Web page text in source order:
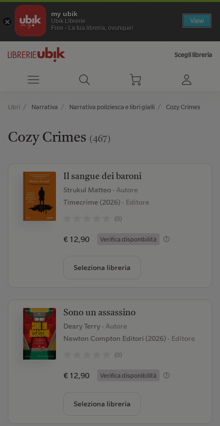
my ubik
Ubik Librerie
Free - La tua libreria, ovunque!
View
Scegli libreria
Libri Narrativa Narrativa poliziesca e libri gialli Cozy Crimes
Cozy Crimes (467)
Il sangue dei baroni
Strukul Matteo - Autore
Timecrime (2026)- Editore
(0)
€ 12,90 Verifica disponibilità
Seleziona libreria
Sono un assassino
Deary Terry - Autore
Newton Compton Editori (2026)- Editore
(0)
€ 12,90 Verifica disponibilità
Seleziona libreria